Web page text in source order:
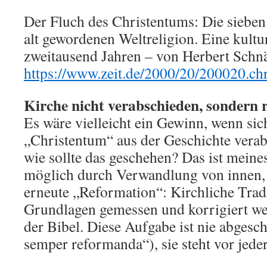
Der Fluch des Christentums: Die
alt gewordenen Weltreligion. Eine
zweitausend Jahren – von Herbert
https://www.zeit.de/2000/20/
Kirche nicht verabschieden, sondern
Es wäre vielleicht ein Gewinn, wenn
„Christentum“ aus der Geschichte
wie sollte das geschehen? Das ist
möglich durch Verwandlung von
erneute „Reformation“: Kirchliche
Grundlagen gemessen und korrigiert
der Bibel. Diese Aufgabe ist nie
semper reformanda“), sie steht vor